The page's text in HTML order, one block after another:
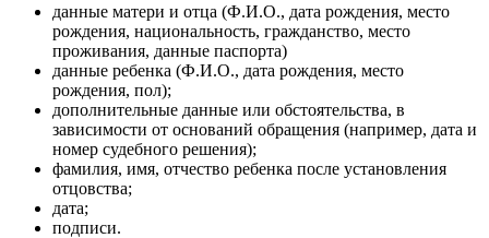
данные матери и отца (Ф.И.О., дата рождения, место
рождения, национальность, гражданство, место
проживания, данные паспорта)
данные ребенка (Ф.И.О., дата рождения, место
рождения, пол);
дополнительные данные или обстоятельства, в
зависимости от оснований обращения (например, дата и
номер судебного решения);
фамилия, имя, отчество ребенка после установления
отцовства;
дата;
подписи.